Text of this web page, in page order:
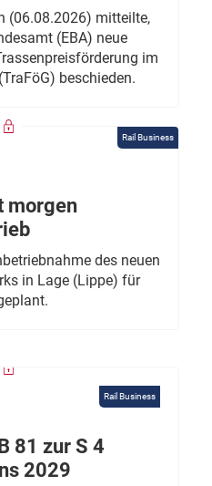
(06.08.2026) mitteilte,
(EBA) neue
im
beschieden.
Rail Business
morgen
des neuen
in Lage (Lippe) für
Rail Business
81 zur S 4
2029